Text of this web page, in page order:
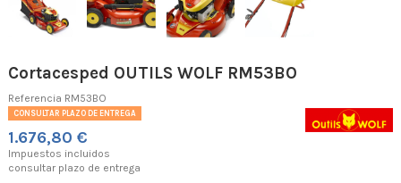
Cortacesped OUTILS WOLF RM53BO
Referencia RM53BO
CONSULTAR PLAZO DE ENTREGA
1.676,80 €
Impuestos incluidos
consultar plazo de entrega